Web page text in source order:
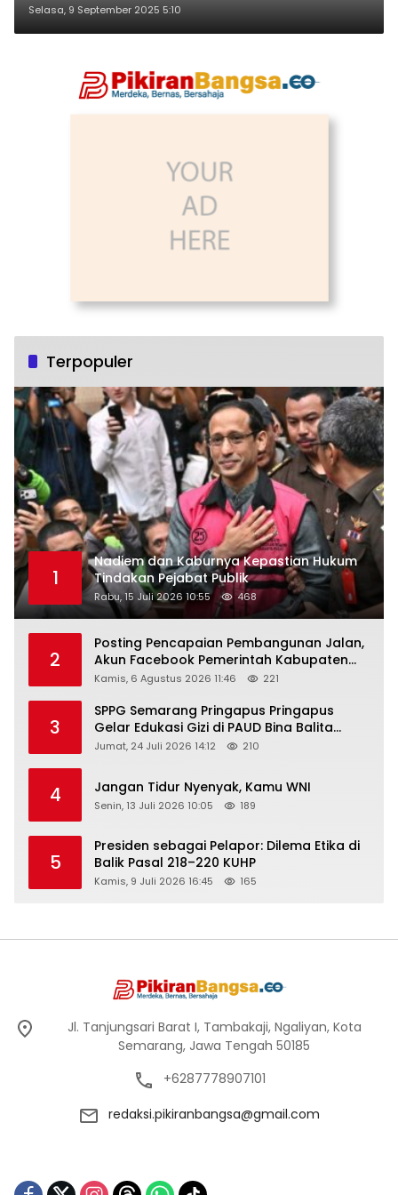
Selasa, 9 September 2025 5:10
Terpopuler
1
Nadiem dan Kaburnya Kepastian Hukum
Tindakan Pejabat Publik
Rabu, 15 Juli 2026 10:55 468
2
Posting Pencapaian Pembangunan Jalan,
Akun Facebook Pemerintah Kabupaten
Rembang “Dirujak” Warganet
Kamis, 6 Agustus 2026 11:46 221
3
SPPG Semarang Pringapus Pringapus
Gelar Edukasi Gizi di PAUD Bina Balita
Peringati Hari Anak Nasional 2026
Jumat, 24 Juli 2026 14:12 210
4 Jangan Tidur Nyenyak, Kamu WNI
Senin, 13 Juli 2026 10:05 189
5
Presiden sebagai Pelapor: Dilema Etika di
Balik Pasal 218–220 KUHP
Kamis, 9 Juli 2026 16:45 165
Jl. Tanjungsari Barat I, Tambakaji, Ngaliyan, Kota
Semarang, Jawa Tengah 50185
+6287778907101
redaksi.pikiranbangsa@gmail.com